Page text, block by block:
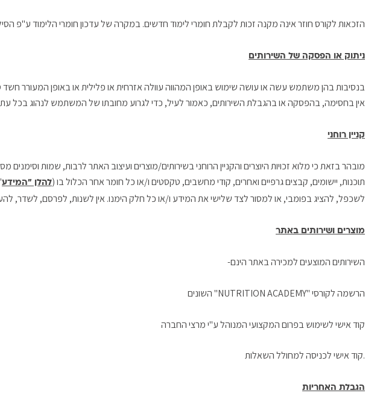
הזכאות לקורס חוזר אינה מקנה זכות לקבלת חומרי לימוד חדשים. במקרה של עדכון חומרי הלימוד ע"פ
ניתוק או הפסקה של השירותים
בנסיבות בהן משתמש עשה או עושה שימוש באופן המהווה עוולה אזרחית או פלילית או באופן המעורר
אין בחסימה, בהפסקה או בהגבלת השירותים, כאמור לעיל, כדי לגרוע מחובתו של המשתמש לנהוג בכל
קניין רוחני
מובהר בזאת כי מלוא זכויות היוצרים והקניין הרוחני בשירותים/מוצרים ועיצוב האתר לרבות, שמות
תוכנות, יישומים, קבצים גרפיים ואחרים, קודי מחשבים, טקסטים ו/או כל חומר אחר הכלול בו (להלן "המידע
לשכפל, להציג בפומבי, או למסור לצד שלישי את המידע ו/או כל חלק הימנו. אין לשנות, לפרסם,
מוצרים ושירותים באתר
השירותים המוצעים למכירה באתר הינם-
הרשמה לקורסי "NUTRITION ACADEMY" השונים
קוד אישי לשימוש בפרום המקצועי המנוהל ע"י מרצי החברה
.קוד אישי לכניסה למחולל השאלות
הגבלת האחריות